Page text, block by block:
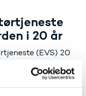
i 20 år
(EVS) 20
Europa. Følg
se filmen om